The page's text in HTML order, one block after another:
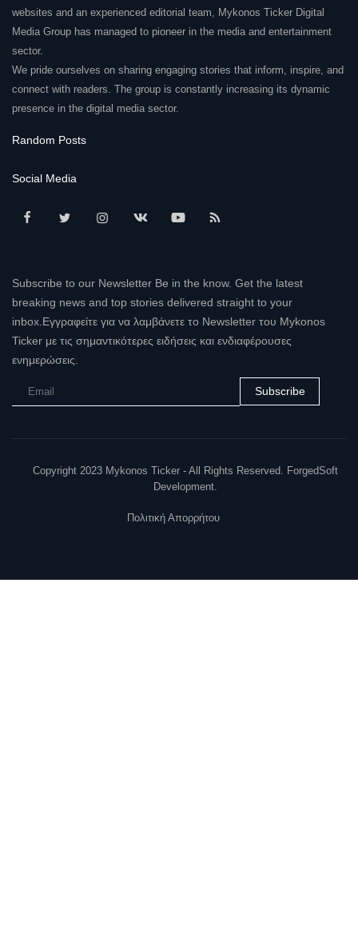
websites and an experienced editorial team, Mykonos Ticker Digital
Media Group has managed to pioneer in the media and entertainment
sector.
We pride ourselves on sharing engaging stories that inform, inspire, and
connect with readers. The group is constantly increasing its dynamic
presence in the digital media sector.
Random Posts
Social Media
Subscribe to our Newsletter Be in the know. Get the latest
breaking news and top stories delivered straight to your
inbox.Εγγραφείτε για να λαμβάνετε το Newsletter του Mykonos
Ticker με τις σημαντικότερες ειδήσεις και ενδιαφέρουσες
ενημερώσεις.
Subscribe
Copyright 2023 Mykonos Ticker - All Rights Reserved. ForgedSoft
Development.
Πολιτική Απορρήτου